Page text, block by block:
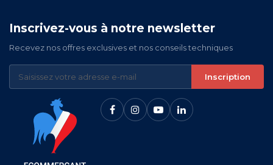
Inscrivez-vous à notre newsletter
Recevez nos offres exclusives et nos conseils techniques
Inscription